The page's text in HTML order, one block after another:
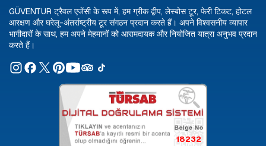
GÜVENTUR ट्रैवल एजेंसी के रूप में, हम ग्रीक द्वीप, लेस्बोस टूर, फेरी टिकट, होटल
आरक्षण और घरेलू-अंतर्राष्ट्रीय टूर संगठन प्रदान करते हैं। अपने विश्वसनीय व्यापार
भागीदारों के साथ, हम अपने मेहमानों को आरामदायक और नियोजित यात्रा अनुभव प्रदान
करते हैं।
18232